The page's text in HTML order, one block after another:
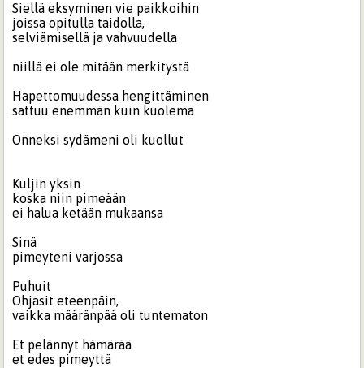
Siellä eksyminen vie paikkoihin
joissa opitulla taidolla,
selviämisellä ja vahvuudella
niillä ei ole mitään merkitystä
Hapettomuudessa hengittäminen
sattuu enemmän kuin kuolema
Onneksi sydämeni oli kuollut
Kuljin yksin
koska niin pimeään
ei halua ketään mukaansa
Sinä
pimeyteni varjossa
Puhuit
Ohjasit eteenpäin,
vaikka määränpää oli tuntematon
Et pelännyt hämärää
et edes pimeyttä